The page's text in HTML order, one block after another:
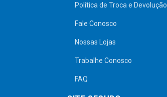
Política de Troca e Devolução
Fale Conosco
Nossas Lojas
Trabalhe Conosco
FAQ